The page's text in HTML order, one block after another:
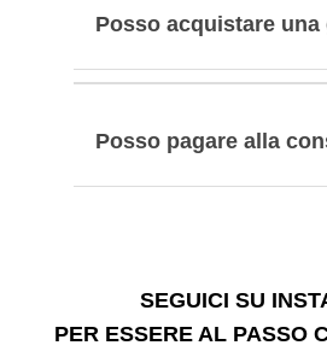
Posso acquistare
Posso pagare alla
SEGUICI SU
PER ESSERE AL PASSO